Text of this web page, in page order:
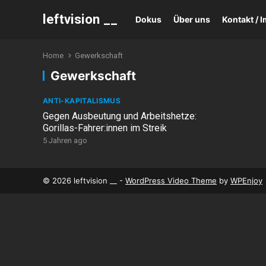
leftvision __ Dokus Über uns Kontakt /
Home Gewerkschaft
Gewerkschaft
ANTI-KAPITALISMUS
Gegen Ausbeutung und Arbeitshetze:
Gorillas-Fahrer:innen im Streik
5 Jahren ago
© 2026 leftvision __ - WordPress Video Theme by WPEnjoy